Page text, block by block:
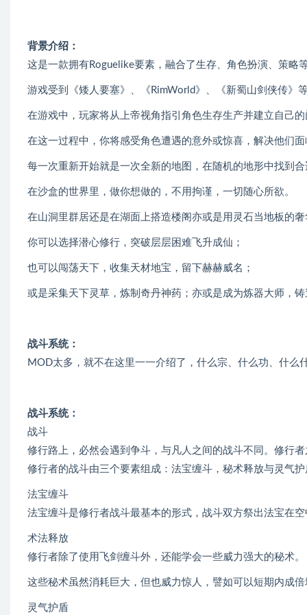
背景介绍：
这是一款拥有Roguelike要素，融合了生存、角色扮演、策略
游戏受到《矮人要塞》、《RimWorld》、《新蜀山剑侠传》
在游戏中，玩家将从上帝视角指引角色生存生产并建立自己
在这一过程中，你将感受角色遭遇的意外或惊喜，解决他们
每一次重新开始就是一次全新的地图，在随机的地形中找到
在沙盒的世界里，做你想做的，不用拘谨，一切随心所欲。
在山洞里群居还是在湖面上搭造楼阁亦或是用灵石当地板的
你可以选择潜心修行，突破层层困难飞升成仙；
也可以闯荡天下，收集天材地宝，留下赫赫威名；
或是采集天下灵草，炼制奇丹神药；亦或是成为炼器大师，
战斗系统：
MOD太多，就不在这里一一介绍了，什么宗、什么功、什么
战斗系统：
战斗
修行路上，必然会遇到争斗，与凡人之间的战斗不同。修行
修行者的战斗由三个要素组成：法宝缠斗，秘术释放与灵气护
法宝缠斗
法宝缠斗是修行者战斗最基本的形式，战斗双方祭出法宝在
术法释放
修行者除了使用飞剑缠斗外，还能学会一些威力强大的秘术。
这些秘术虽然消耗巨大，但也威力惊人，譬如可以短期内成
灵气护盾